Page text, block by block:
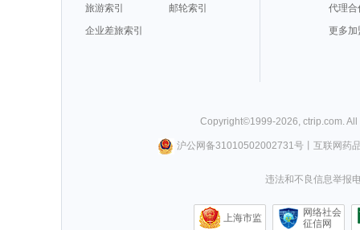
旅游索引
邮轮索引
企业差旅索引
代理合
更多加
Copyright©1999-2026 ctrip.com .
沪公网备31010502002731号丨 互联网药
违法和不良信息举报
上海市监
网络社会
征信网